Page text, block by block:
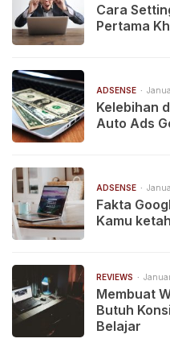
Cara
Pertama
ADSENSE
Kelebihan
Auto Ads
ADSENSE
Fakta
Kamu
REVIEWS
Membuat
Butuh
Belajar